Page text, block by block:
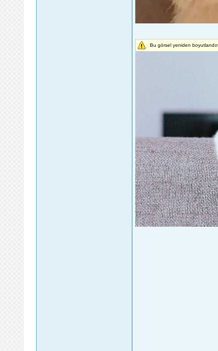
Bu görsel yeniden